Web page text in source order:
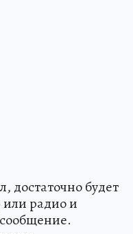
достаточно будет
или радио и